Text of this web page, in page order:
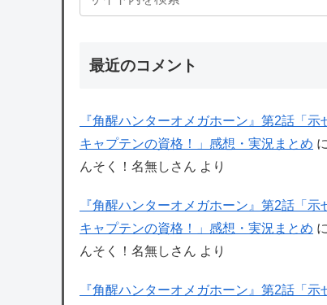
最近のコメント
『角醒ハンターオメガホーン』第2話「示
キャプテンの資格！」感想・実況まとめ に
んそく！名無しさん より
『角醒ハンターオメガホーン』第2話「示
キャプテンの資格！」感想・実況まとめ に
んそく！名無しさん より
『角醒ハンターオメガホーン』第2話「示